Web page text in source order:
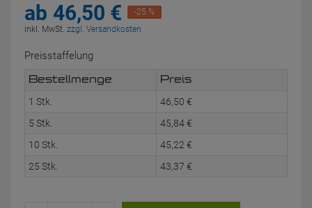
ab 46,50 €
-25 %
inkl. MwSt. zzgl. Versandkosten
Preisstaffelung
Bestellmenge Preis
1 Stk. 46, 50 €
5 Stk.
45, 84€
10 Stk.
45, 22 €
25 Stk.
43, 37 €